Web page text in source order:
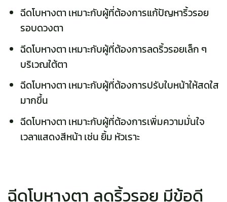
ฉีดโบหางตา เหมาะกับผู้ที่ต้องการแก้ปัญหาริ้วรอย
รอบดวงตา
ฉีดโบหางตา เหมาะกับผู้ที่ต้องการลดริ้วรอยเล็ก ๆ
บริเวณใต้ตา
ฉีดโบหางตา เหมาะกับผู้ที่ต้องการปรับใบหน้าให้สดใส
มากขึ้น
ฉีดโบหางตา เหมาะกับผู้ที่ต้องการเพิ่มความมั่นใจ
เวลาแสดงสีหน้า เช่น ยิ้ม หัวเราะ
ฉีดโบหางตา ลดริ้วรอย มีข้อดี